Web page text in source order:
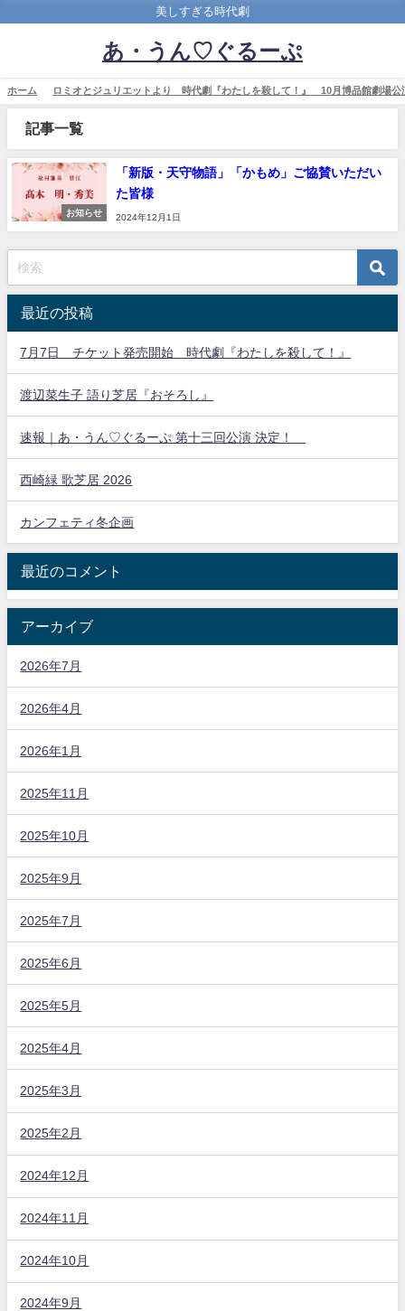
美しすぎる時代劇
あ・うん♡ぐるーぷ
ホーム ロミオとジュリエットより 時代劇『わたしを殺して！』 10月博品館劇場公
記事一覧
お知らせ
「新版・天守物語」「かもめ」ご協賛いただい
た皆様
2024年12月1日
最近の投稿
7月7日 チケット発売開始 時代劇『わたしを殺して！』
渡辺菜生子 語り芝居『おそろし』
速報｜あ・うん♡ぐるーぷ 第十三回公演 決定！
西崎緑 歌芝居 2026
カンフェティ冬企画
最近のコメント
アーカイブ
2026年7月
2026年4月
2026年1月
2025年11月
2025年10月
2025年9月
2025年7月
2025年6月
2025年5月
2025年4月
2025年3月
2025年2月
2024年12月
2024年11月
2024年10月
2024年9月